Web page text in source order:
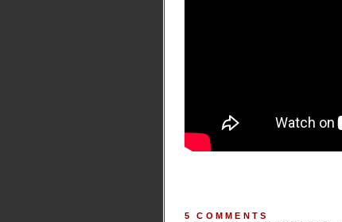
5 COMMENTS